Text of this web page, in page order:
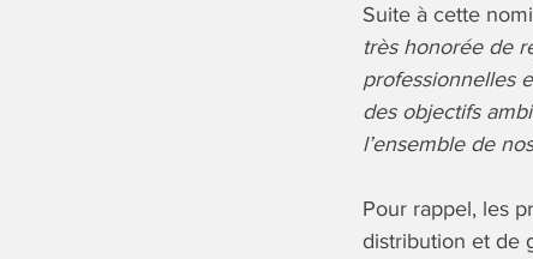
Suite à cette
très honorée de
professionnelles
des objectifs
l’ensemble de
Pour rappel, les
distribution et de